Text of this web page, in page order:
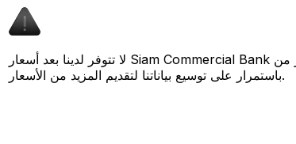
لا تتوفر لدينا بعد أسعار Siam Commercial Bank لهذا الزوج من العملات، لكن لا يزال بإمكانك مقارنة عرض سعر من Siam Commercial Bank بسعر Xe المباشر لمعرفة التوفير المحتمل. عد لاحقًا، فنحن نعمل
باستمرار على توسيع بياناتنا لتقديم المزيد من الأسعار.